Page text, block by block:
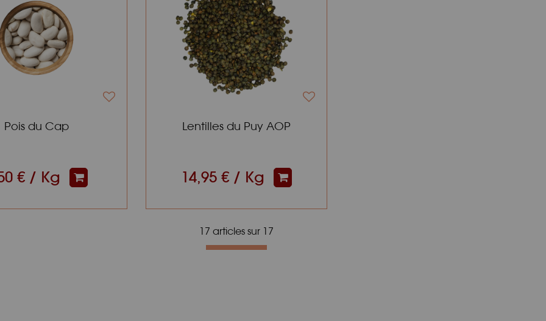
Pois du Cap
€ / Kg
Lentilles du Puy AOP
14,95 € / Kg
17 articles sur 17